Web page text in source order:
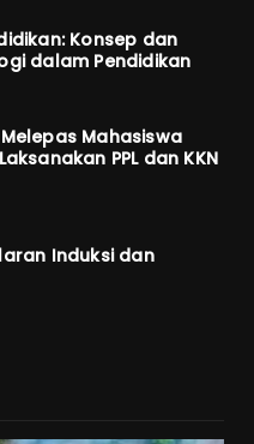
Konsep dan
dalam Pendidikan
Melepas Mahasiswa
PPL dan KKN
Induksi dan